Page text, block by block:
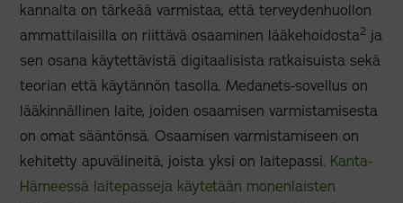
kannalta on tärkeää varmistaa, että terveydenhuollon
ammattilaisilla on riittävä osaaminen lääkehoidosta2 ja
sen osana käytettävistä digitaalisista ratkaisuista sekä
teorian että käytännön tasolla. Medanets-sovellus on
lääkinnällinen laite, joiden osaamisen varmistamisesta
on omat sääntönsä. Osaamisen varmistamiseen on
kehitetty apuvälineitä, joista yksi on laitepassi. Kanta-
Hämeessä laitepasseja käytetään monenlaisten